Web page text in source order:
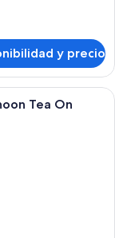
y precio
de hotel con una
Tea On